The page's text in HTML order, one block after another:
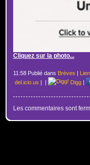
Cliquez sur la photo...
11:58 Publié dans Brèves |
del.icio.us | | Digg|
Les commentaires sont